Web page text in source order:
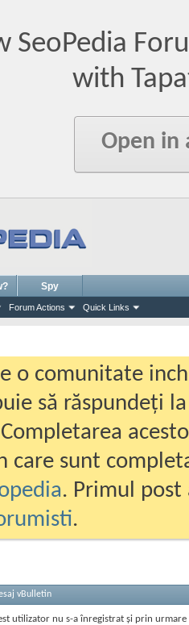
SeoPedia
with
Open in
Forum Actions Quick Links
Spy
o comunitate
să răspundeți
care sunt
. Primul
.
vBulletin
utilizator nu s-a înregistrat și prin